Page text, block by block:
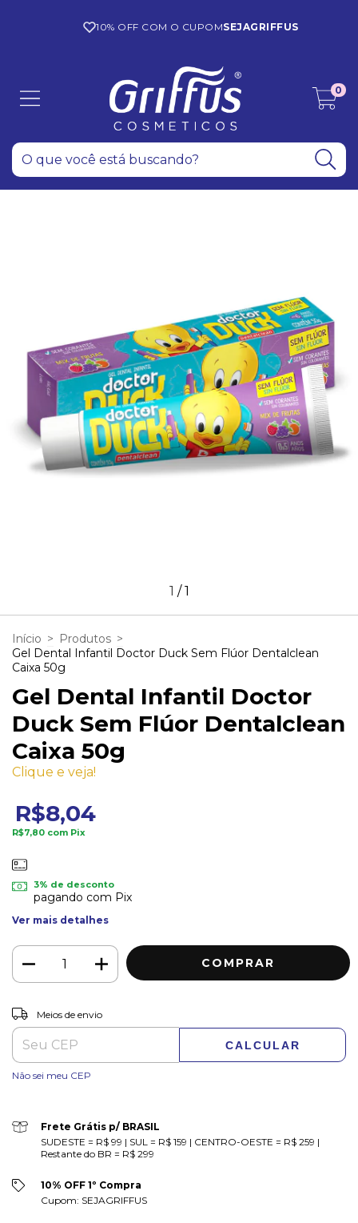
10% OFF COM O CUPOMSEJAGRIFFUS
0
1 /1
Início > Produtos >
Gel Dental Infantil Doctor Duck Sem Flúor Dentalclean
Caixa 50g
Gel Dental Infantil Doctor
Duck Sem Flúor Dentalclean
Caixa 50g
Clique e veja!
R$8,04
R$7,80 com Pix
3% de desconto
pagando com Pix
Ver mais detalhes
Entregas para o CEP:
Meios de envio
CALCULAR
Não sei meu CEP
Frete Grátis p/ BRASIL
SUDESTE = R$ 99 | SUL = R$ 159 | CENTRO-OESTE = R$ 259 |
Restante do BR = R$ 299
10% OFF 1º Compra
Cupom: SEJAGRIFFUS